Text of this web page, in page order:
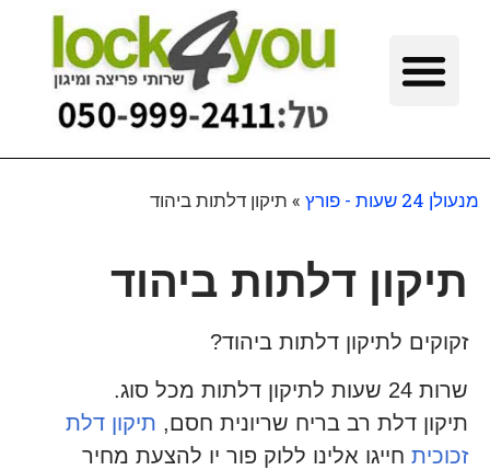
מנעולן 24 שעות - פורץ » תיקון דלתות ביהוד
תיקון דלתות ביהוד
זקוקים לתיקון דלתות ביהוד?
שרות 24 שעות לתיקון דלתות מכל סוג.
תיקון דלת רב בריח שריונית חסם, תיקון דלת
זכוכית חייגו אלינו ללוק פור יו להצעת מחיר